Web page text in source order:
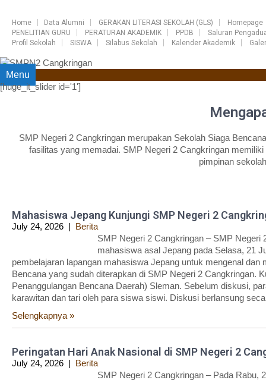
Home Data Alumni GERAKAN LITERASI SEKOLAH (GLS)
Homepage
PENELITIAN GURU
PERATURAN AKADEMIK PPDB
Saluran
Profil Sekolah
SISWA Silabus Sekolah Kalender Akademik
Menu
[huge_it_slider id='1']
SMP Negeri 2 Cangkringan merupakan Sekolah Siaga
fasilitas yang memadai. SMP Negeri 2 Cangkringan
pimpinan
Mahasiswa Jepang Kunjungi SMP Negeri 2
July 24, 2026 | Berita
SMP Negeri 2 Cangkringan – SMP
mahasiswa asal Jepang pada Selasa, 21
pembelajaran lapangan mahasiswa Jepang untuk mengenal
Bencana yang sudah diterapkan di SMP Negeri 2 Cangkringan.
Penanggulangan Bencana Daerah) Sleman. Sebelum diskusi,
karawitan dan tari oleh para siswa siswi. Diskusi berlansung
Selengkapnya »
Peringatan Hari Anak Nasional di SMP Negeri 2
July 24, 2026 | Berita
SMP Negeri 2 Cangkringan – Pada Rabu,